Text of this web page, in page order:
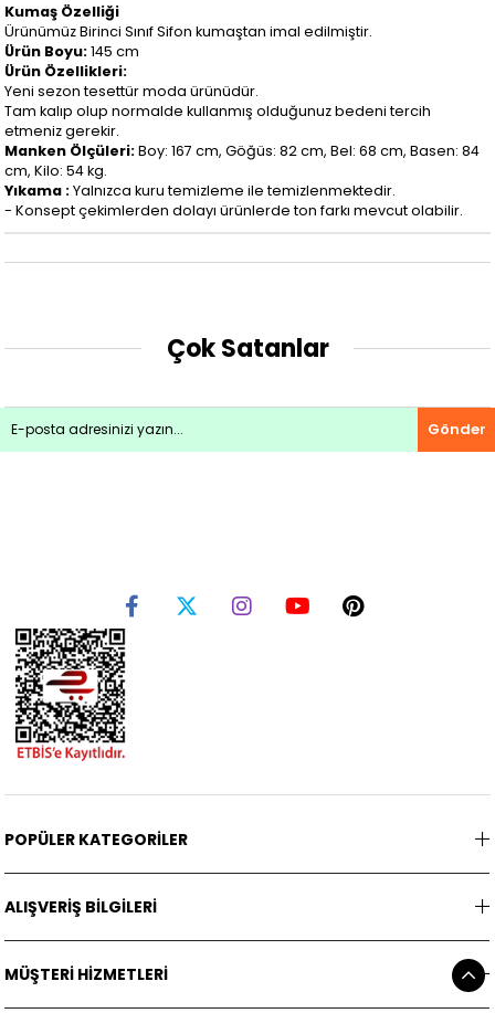
Kumaş Özelliği
Ürünümüz Birinci Sınıf Sifon kumaştan imal edilmiştir.
Ürün Boyu:145 cm
Ürün Özellikleri:
Yeni sezon tesettür moda ürünüdür.
Tam kalıp olup normalde kullanmış olduğunuz bedeni tercih
etmeniz gerekir.
Manken Ölçüleri:Boy: 167 cm, Göğüs: 82 cm, Bel: 68 cm, Basen: 84
cm, Kilo: 54 kg.
Yıkama :Yalnızca kuru temizleme ile temizlenmektedir.
- Konsept çekimlerden dolayı ürünlerde ton farkı mevcut olabilir.
Çok Satanlar
Gönder
POPÜLER KATEGORİLER
ALIŞVERİŞ BİLGİLERİ
MÜŞTERİ HİZMETLERİ